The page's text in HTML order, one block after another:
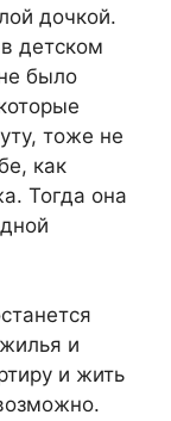
дочкой.
детском
было
тоже не
как
Тогда она
и
и жить